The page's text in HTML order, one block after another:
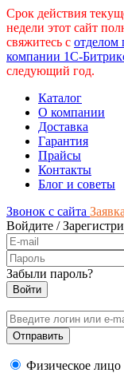
Срок действия
недели этот сайт
свяжитесь с отделом
компании 1С-
следующий год.
Каталог
О компании
Доставка
Гарантия
Прайсы
Контакты
Блог и советы
Звонок с сайта Заявка
Войдите /
Забыли пароль?
Физическое лицо